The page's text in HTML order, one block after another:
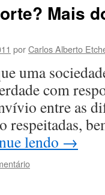
Mais
porCarlos Alberto
uma
com
entre as
respeitadas,
lendo →